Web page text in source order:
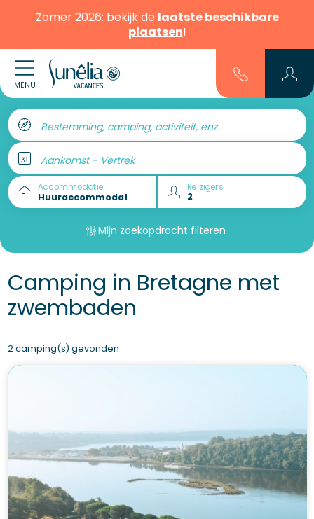
Zomer 2026: bekijk de laatste beschikbare
plaatsen!
MENU
Bestemming, camping, activiteit, enz.
Aankomst - Vertrek
Accommodatie Reizigers
Mijn zoekopdracht filteren
Camping in Bretagne met
zwembaden
2 camping(s) gevonden